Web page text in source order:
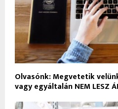
Olvasónk: Megvetetik
vagy egyáltalán NEM LESZ